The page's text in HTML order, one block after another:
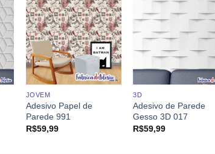
JOVEM
Adesivo Papel de
Parede 991
R$59,99
3D
Adesivo de Parede
Gesso 3D 017
R$59,99